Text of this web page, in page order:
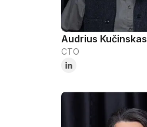
Audrius Kučinskas
CTO